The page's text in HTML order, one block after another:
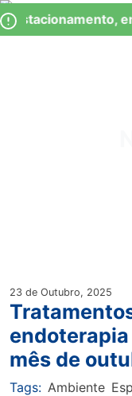
Observação:
este
Skip
to
23 de Outubro, 2025
mês de
Tags: Ambiente